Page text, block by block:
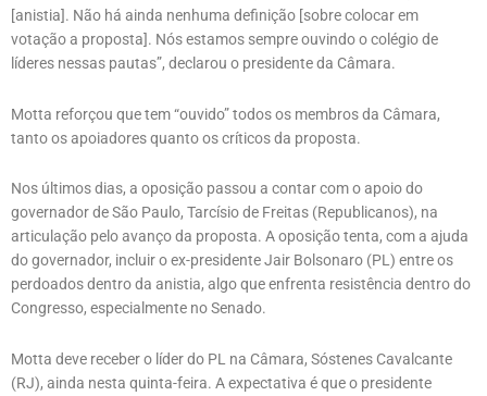
[anistia]. Não há ainda nenhuma definição [sobre colocar em
votação a proposta]. Nós estamos sempre ouvindo o colégio de
líderes nessas pautas”, declarou o presidente da Câmara.
Motta reforçou que tem “ouvido” todos os membros da Câmara,
tanto os apoiadores quanto os críticos da proposta.
Nos últimos dias, a oposição passou a contar com o apoio do
governador de São Paulo, Tarcísio de Freitas (Republicanos), na
articulação pelo avanço da proposta. A oposição tenta, com a ajuda
do governador, incluir o ex-presidente Jair Bolsonaro (PL) entre os
perdoados dentro da anistia, algo que enfrenta resistência dentro do
Congresso, especialmente no Senado.
Motta deve receber o líder do PL na Câmara, Sóstenes Cavalcante
(RJ), ainda nesta quinta-feira. A expectativa é que o presidente